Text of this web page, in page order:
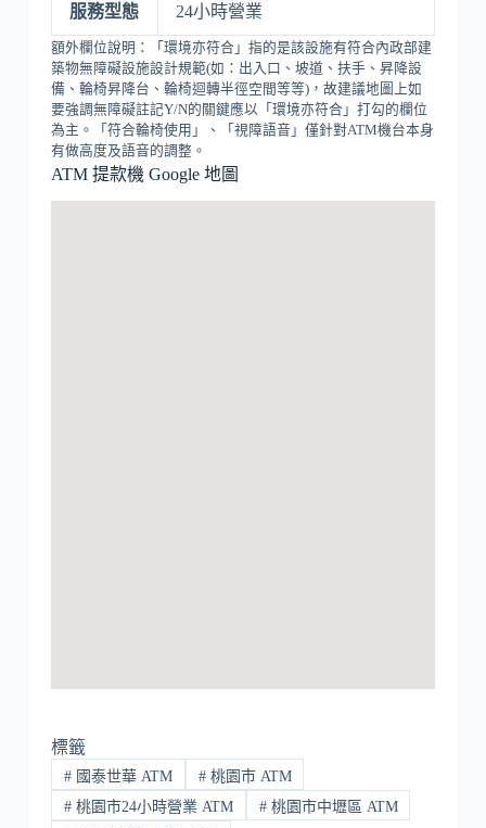
服務型態 24小時營業
額外欄位說明：「環境亦符合」指的是該設施有符合內政部建
築物無障礙設施設計規範(如：出入口、坡道、扶手、昇降設
備、輪椅昇降台、輪椅迴轉半徑空間等等)，故建議地圖上如
要強調無障礙註記Y/N的關鍵應以「環境亦符合」打勾的欄位
為主。「符合輪椅使用」、「視障語音」僅針對ATM機台本身
有做高度及語音的調整。
ATM 提款機 Google 地圖
標籤
#國泰世華 ATM #桃園市 ATM
#桃園市24小時營業 ATM #桃園市中壢區 ATM